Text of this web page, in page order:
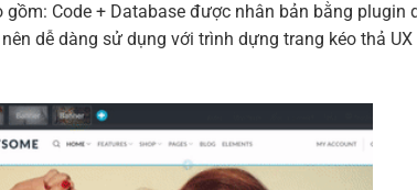
Code + Database được nhân bản bằng plugin
dễ dàng sử dụng với trình dựng trang kéo thả